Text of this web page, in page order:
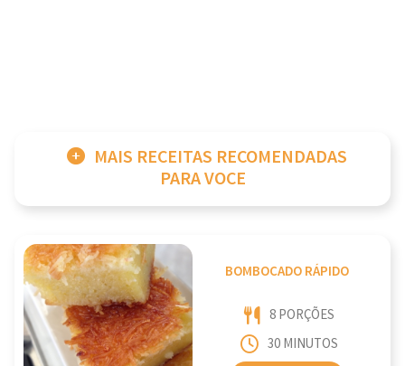
MAIS RECEITAS RECOMENDADAS
PARA VOCE
BOMBOCADO RÁPIDO
8 PORÇÕES
30 MINUTOS